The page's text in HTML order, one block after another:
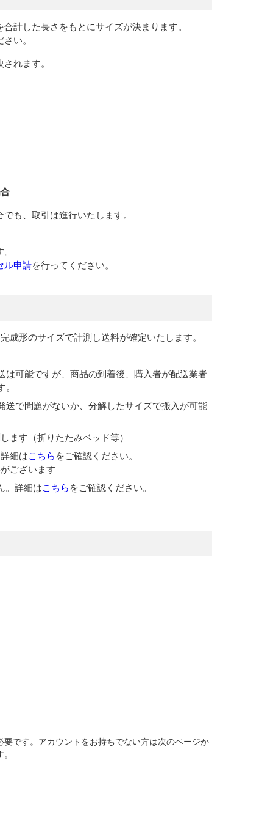
計した長さをもとにサイズが決まります。
い。
れます。
も、取引は進行いたします。
ル申請を行ってください。
成形のサイズで計測し送料が確定いたします。
可能ですが、商品の到着後、購入者が配送業者
で問題がないか、分解したサイズで搬入が可能
ます（折りたたみベッド等）
細はこちら をご確認ください。
ございます
。詳細はこちら をご確認ください。
です。アカウントをお持ちでない方は次のページか